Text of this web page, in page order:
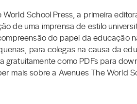
School Press, a primeira
de uma imprensa de estilo
do papel da educação
para colegas na causa da
como PDFs para
mais sobre a Avenues The World